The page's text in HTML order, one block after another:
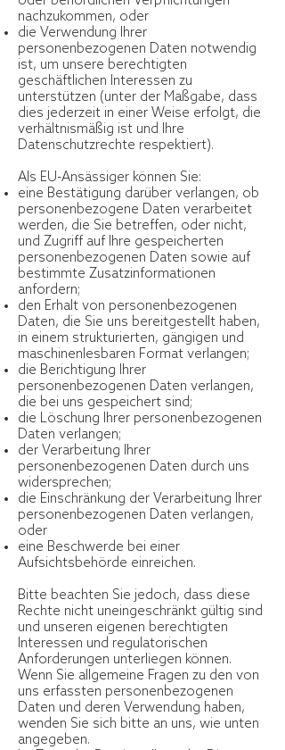
nachzukommen, oder
die Verwendung Ihrer
personenbezogenen Daten notwendig
ist, um unsere berechtigten
geschäftlichen Interessen zu
unterstützen (unter der Maßgabe, dass
dies jederzeit in einer Weise erfolgt, die
verhältnismäßig ist und Ihre
Datenschutzrechte respektiert).
Als EU-Ansässiger können Sie:
eine Bestätigung darüber verlangen, ob
personenbezogene Daten verarbeitet
werden, die Sie betreffen, oder nicht,
und Zugriff auf Ihre gespeicherten
personenbezogenen Daten sowie auf
bestimmte Zusatzinformationen
anfordern;
den Erhalt von personenbezogenen
Daten, die Sie uns bereitgestellt haben,
in einem strukturierten, gängigen und
maschinenlesbaren Format verlangen;
die Berichtigung lhrer
personenbezogenen Daten verlangen,
die bei uns gespeichert sind;
die Löschung Ihrer personenbezogenen
Daten verlangen;
der Verarbeitung Ihrer
personenbezogenen Daten durch uns
widersprechen;
die Einschränkung der Verarbeitung Ihrer
personenbezogenen Daten verlangen,
oder
eine Beschwerde bei einer
Aufsichtsbehörde einreichen.
Bitte beachten Sie jedoch, dass diese
Rechte nicht uneingeschränkt gültig sind
und unseren eigenen berechtigten
Interessen und regulatorischen
Anforderungen unterliegen können.
Wenn Sie allgemeine Fragen zu den von
uns erfassten personenbezogenen
Daten und deren Verwendung haben,
wenden Sie sich bitte an uns, wie unten
angegeben.